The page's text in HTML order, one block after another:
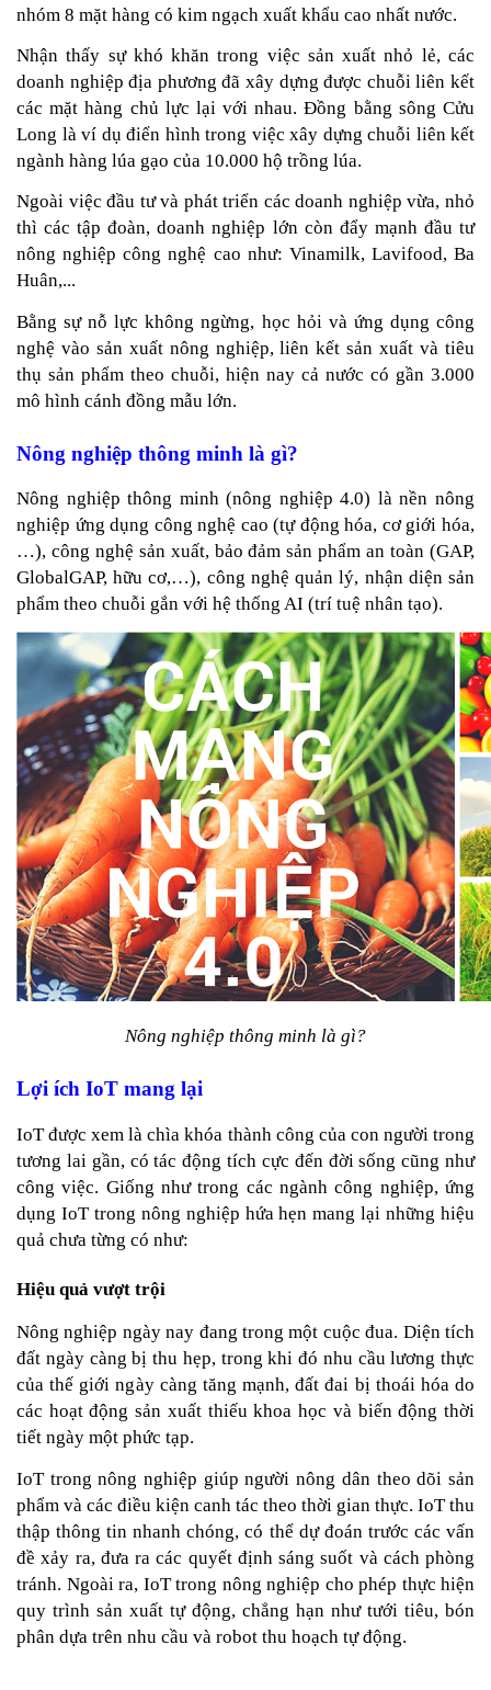
nhóm 8 mặt hàng có kim ngạch xuất khẩu cao nhất nước.
Nhận thấy sự khó khăn trong việc sản xuất nhỏ lẻ, các
doanh nghiệp địa phương đã xây dựng được chuỗi liên kết
các mặt hàng chủ lực lại với nhau. Đồng bằng sông Cửu
Long là ví dụ điển hình trong việc xây dựng chuỗi liên kết
ngành hàng lúa gạo của 10.000 hộ trồng lúa.
Ngoài việc đầu tư và phát triển các doanh nghiệp vừa, nhỏ
thì các tập đoàn, doanh nghiệp lớn còn đẩy mạnh đầu tư
nông nghiệp công nghệ cao như: Vinamilk, Lavifood, Ba
Huân,...
Bằng sự nỗ lực không ngừng, học hỏi và ứng dụng công
nghệ vào sản xuất nông nghiệp, liên kết sản xuất và tiêu
thụ sản phẩm theo chuỗi, hiện nay cả nước có gần 3.000
mô hình cánh đồng mẫu lớn.
Nông nghiệp thông minh là gì?
Nông nghiệp thông minh (nông nghiệp 4.0) là nền nông
nghiệp ứng dụng công nghệ cao (tự động hóa, cơ giới hóa,
…), công nghệ sản xuất, bảo đảm sản phẩm an toàn (GAP,
GlobalGAP, hữu cơ,…), công nghệ quản lý, nhận diện sản
phẩm theo chuỗi gắn với hệ thống AI (trí tuệ nhân tạo).
Nông nghiệp thông minh là gì?
Lợi ích IoT mang lại
IoT được xem là chìa khóa thành công của con người trong
tương lai gần, có tác động tích cực đến đời sống cũng như
công việc. Giống như trong các ngành công nghiệp, ứng
dụng IoT trong nông nghiệp hứa hẹn mang lại những hiệu
quả chưa từng có như:
Hiệu quả vượt trội
Nông nghiệp ngày nay đang trong một cuộc đua. Diện tích
đất ngày càng bị thu hẹp, trong khi đó nhu cầu lương thực
của thế giới ngày càng tăng mạnh, đất đai bị thoái hóa do
các hoạt động sản xuất thiếu khoa học và biến động thời
tiết ngày một phức tạp.
IoT trong nông nghiệp giúp người nông dân theo dõi sản
phẩm và các điều kiện canh tác theo thời gian thực. IoT thu
thập thông tin nhanh chóng, có thể dự đoán trước các vấn
đề xảy ra, đưa ra các quyết định sáng suốt và cách phòng
tránh. Ngoài ra, IoT trong nông nghiệp cho phép thực hiện
quy trình sản xuất tự động, chẳng hạn như tưới tiêu, bón
phân dựa trên nhu cầu và robot thu hoạch tự động.